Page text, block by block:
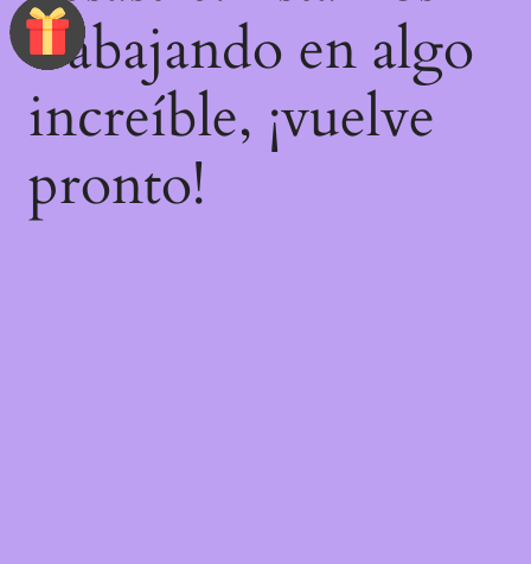
trabajando en algo
increíble, ¡vuelve
pronto!